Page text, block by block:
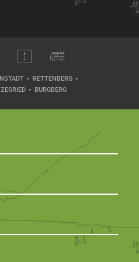
RETTENBERG
BURGBERG